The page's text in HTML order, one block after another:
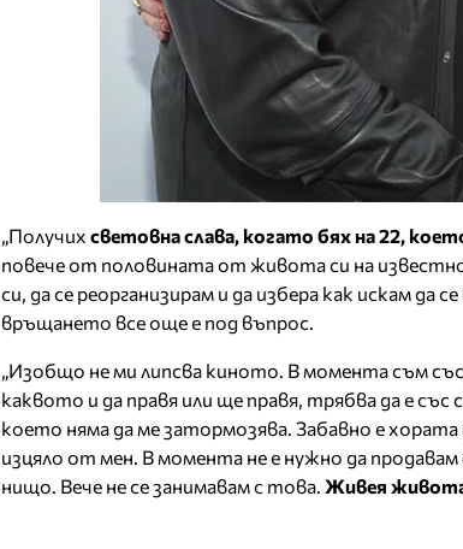
„Получих световна слава, когато бях на 22,
повече от половината от живота си на
си, да се реорганизирам и да избера как искам да
връщането все още е под въпрос.
„Изобщо не ми липсва киното. В момента съм
каквото и да правя или ще правя, трябва да е
което няма да ме затормозява. Забавно е
изцяло от мен. В момента не е нужно да
нищо. Вече не се занимавам с това. Живея